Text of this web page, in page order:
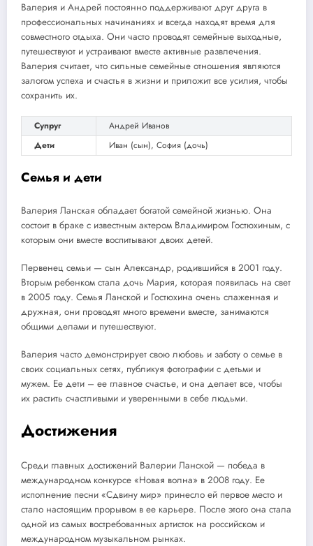
Валерия и Андрей постоянно поддерживают друг друга в
профессиональных начинаниях и всегда находят время для
совместного отдыха. Они часто проводят семейные выходные,
путешествуют и устраивают вместе активные развлечения.
Валерия считает, что сильные семейные отношения являются
залогом успеха и счастья в жизни и приложит все усилия, чтобы
сохранить их.
Супруг
Андрей Иванов
Дети
Иван (сын), София (дочь)
Семья и дети
Валерия Ланская обладает богатой семейной жизнью. Она
состоит в браке с известным актером Владимиром Гостюхиным, с
которым они вместе воспитывают двоих детей.
Первенец семьи — сын Александр, родившийся в 2001 году.
Вторым ребенком стала дочь Мария, которая появилась на свет
в 2005 году. Семья Ланской и Гостюхина очень слаженная и
дружная, они проводят много времени вместе, занимаются
общими делами и путешествуют.
Валерия часто демонстрирует свою любовь и заботу о семье в
своих социальных сетях, публикуя фотографии с детьми и
мужем. Ее дети – ее главное счастье, и она делает все, чтобы
их растить счастливыми и уверенными в себе людьми.
Достижения
Среди главных достижений Валерии Ланской — победа в
международном конкурсе «Новая волна» в 2008 году. Ее
исполнение песни «Сдвину мир» принесло ей первое место и
стало настоящим прорывом в ее карьере. После этого она стала
одной из самых востребованных артисток на российском и
международном музыкальном рынках.